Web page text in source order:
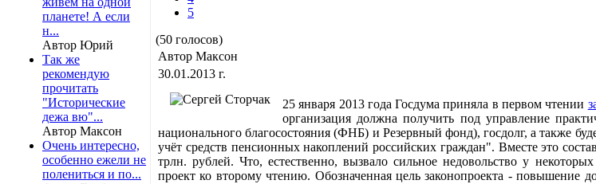
планете! А если
н...
Автор Юрий
Так же
рекомендую
прочитать
"Исторические
дежа вю"...
Автор Максон
Очень интересно,
особенно ежели не
полениться и по...
5
(50 голосов)
Автор Максон
30.01.2013 г.
25 января 2013 года Госдума приняла в первом чтении
организация должна получить под управление
национального благосостояния (ФНБ) и Резервный фонд), госдолг, а также
учёт средств пенсионных накоплений российских граждан". Вместе это
трлн. рублей. Что, естественно, вызвало сильное недовольство у
проект ко второму чтению. Обозначенная цель законопроекта - повышение